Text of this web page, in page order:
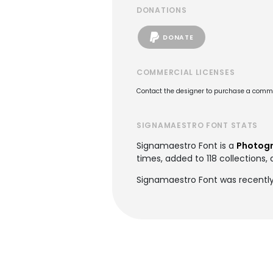
DONATIONS
DONATE
COMMERCIAL LICENSES
Contact the designer to purchase a
SIGNAMAESTRO FONT STATS
Signamaestro Font is a
times, added to 118 collections,
Signamaestro Font was